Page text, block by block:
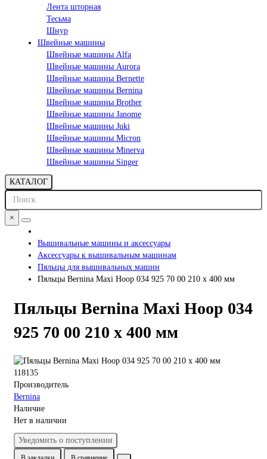
Лента шторная
Тесьма
Шнур
Швейные машины
Швейные машины Alfa
Швейные машины Aurora
Швейные машины Bernette
Швейные машины Bernina
Швейные машины Brother
Швейные машины Janome
Швейные машины Juki
Швейные машины Micron
Швейные машины Minerva
Швейные машины Singer
КАТАЛОГ
×
Вышивальные машины и аксессуары
Аксессуары к вышивальным машинам
Пяльцы для вышивальных машин
Пяльцы Bernina Maxi Hoop 034 925 70 00 210 x 400 мм
Пяльцы Bernina Maxi Hoop 034
925 70 00 210 x 400 мм
118135
Производитель
Bernina
Наличие
Нет в наличии
Уведомить о поступлении